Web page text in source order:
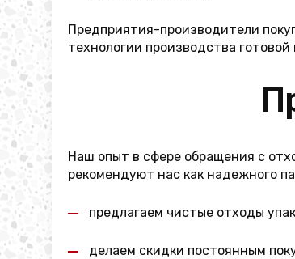
Предприятия-производители
технологии производства готовой
Наш опыт в сфере обращения с
рекомендуют нас как надежного
предлагаем чистые отходы
делаем скидки постоянным